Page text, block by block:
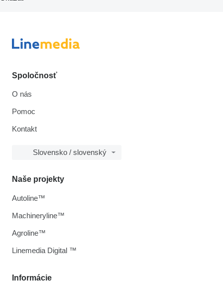
Spoločnosť
O nás
Pomoc
Kontakt
Slovensko / slovenský
Informácie
Naše projekty
Autoline™
Machineryline™
Agroline™
Linemedia Digital ™